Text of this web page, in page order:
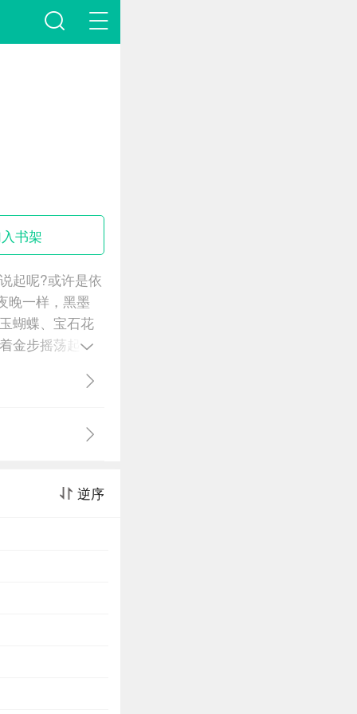
书架
起呢?或许是依
晚一样，黑墨
蝴蝶、宝石花
金步摇荡起秋
父母不齐”这句
逆序